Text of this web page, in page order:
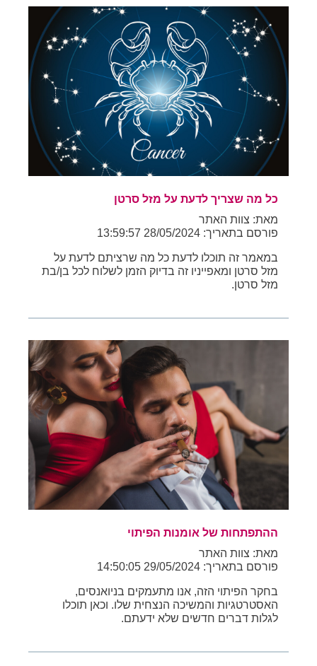
כל מה שצריך לדעת על מזל סרטן
מאת: צוות האתר
פורסם בתאריך: 28/05/2024 13:59:57
במאמר זה תוכלו לדעת כל מה שרציתם לדעת על
מזל סרטן ומאפייניו זה בדיוק הזמן לשלוח לכל בן/בת
מזל סרטן.
ההתפתחות של אומנות הפיתוי
מאת: צוות האתר
פורסם בתאריך: 29/05/2024 14:50:05
בחקר הפיתוי הזה, אנו מתעמקים בניואנסים,
האסטרטגיות והמשיכה הנצחית שלו. וכאן תוכלו
לגלות דברים חדשים שלא ידעתם.